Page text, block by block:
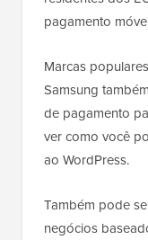
pagamento
Marcas
Samsung
de pagamento
ver como você
ao WordPress.
Também pode
negócios